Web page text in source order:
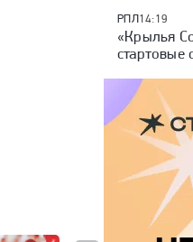
РПЛ14:19
«Крылья
стартовые